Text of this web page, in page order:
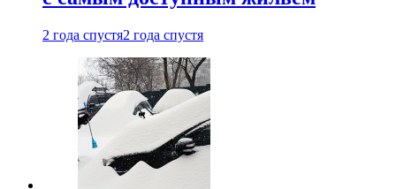
2 года спустя2 года спустя